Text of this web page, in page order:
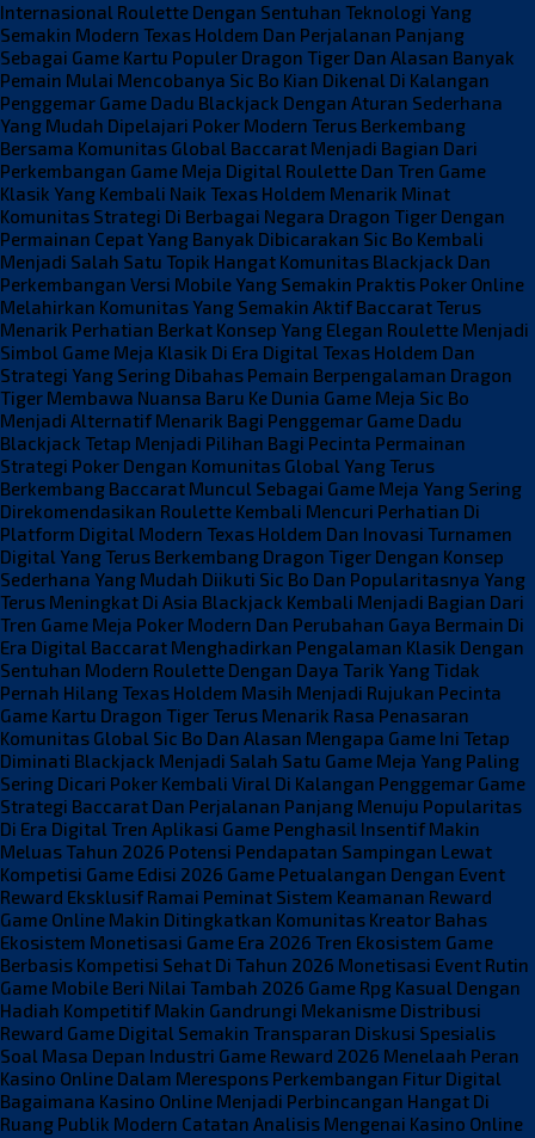
Internasional Roulette Dengan Sentuhan Teknologi Yang
Semakin Modern Texas Holdem Dan Perjalanan Panjang
Sebagai Game Kartu Populer Dragon Tiger Dan Alasan Banyak
Pemain Mulai Mencobanya Sic Bo Kian Dikenal Di Kalangan
Penggemar Game Dadu Blackjack Dengan Aturan Sederhana
Yang Mudah Dipelajari Poker Modern Terus Berkembang
Bersama Komunitas Global Baccarat Menjadi Bagian Dari
Perkembangan Game Meja Digital Roulette Dan Tren Game
Klasik Yang Kembali Naik Texas Holdem Menarik Minat
Komunitas Strategi Di Berbagai Negara Dragon Tiger Dengan
Permainan Cepat Yang Banyak Dibicarakan Sic Bo Kembali
Menjadi Salah Satu Topik Hangat Komunitas Blackjack Dan
Perkembangan Versi Mobile Yang Semakin Praktis Poker Online
Melahirkan Komunitas Yang Semakin Aktif Baccarat Terus
Menarik Perhatian Berkat Konsep Yang Elegan Roulette Menjadi
Simbol Game Meja Klasik Di Era Digital Texas Holdem Dan
Strategi Yang Sering Dibahas Pemain Berpengalaman Dragon
Tiger Membawa Nuansa Baru Ke Dunia Game Meja Sic Bo
Menjadi Alternatif Menarik Bagi Penggemar Game Dadu
Blackjack Tetap Menjadi Pilihan Bagi Pecinta Permainan
Strategi Poker Dengan Komunitas Global Yang Terus
Berkembang Baccarat Muncul Sebagai Game Meja Yang Sering
Direkomendasikan Roulette Kembali Mencuri Perhatian Di
Platform Digital Modern Texas Holdem Dan Inovasi Turnamen
Digital Yang Terus Berkembang Dragon Tiger Dengan Konsep
Sederhana Yang Mudah Diikuti Sic Bo Dan Popularitasnya Yang
Terus Meningkat Di Asia Blackjack Kembali Menjadi Bagian Dari
Tren Game Meja Poker Modern Dan Perubahan Gaya Bermain Di
Era Digital Baccarat Menghadirkan Pengalaman Klasik Dengan
Sentuhan Modern Roulette Dengan Daya Tarik Yang Tidak
Pernah HilangTexas Holdem Masih Menjadi Rujukan Pecinta
Game Kartu Dragon Tiger Terus Menarik Rasa Penasaran
Komunitas Global Sic Bo Dan Alasan Mengapa Game Ini Tetap
Diminati Blackjack Menjadi Salah Satu Game Meja Yang Paling
Sering Dicari Poker Kembali Viral Di Kalangan Penggemar Game
Strategi Baccarat Dan Perjalanan Panjang Menuju Popularitas
Di Era Digital Tren Aplikasi Game Penghasil Insentif Makin
Meluas Tahun 2026 Potensi Pendapatan Sampingan Lewat
Kompetisi Game Edisi 2026 Game Petualangan Dengan Event
Reward Eksklusif Ramai Peminat Sistem Keamanan Reward
Game Online Makin Ditingkatkan Komunitas Kreator Bahas
Ekosistem Monetisasi Game Era 2026 Tren Ekosistem Game
Berbasis Kompetisi Sehat Di Tahun 2026 Monetisasi Event Rutin
Game Mobile Beri Nilai Tambah 2026 Game Rpg Kasual Dengan
Hadiah Kompetitif Makin Gandrungi Mekanisme Distribusi
Reward Game Digital Semakin Transparan Diskusi Spesialis
Soal Masa Depan Industri Game Reward 2026 Menelaah Peran
Kasino Online Dalam Merespons Perkembangan Fitur Digital
Bagaimana Kasino Online Menjadi Perbincangan Hangat Di
Ruang Publik Modern Catatan Analisis Mengenai Kasino Online